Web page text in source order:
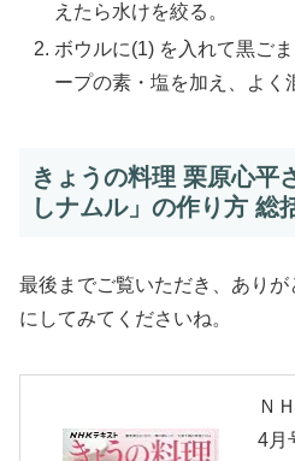
えたら水けを絞る。
ボウルに(1) を入れて黒ご
ープの素・塩を加え、よく
きょうの料理 栗原心平
しナムル」の作り方 総
最後までご覧いただき、あり
にしてみてくださいね。
Ｎ
4月